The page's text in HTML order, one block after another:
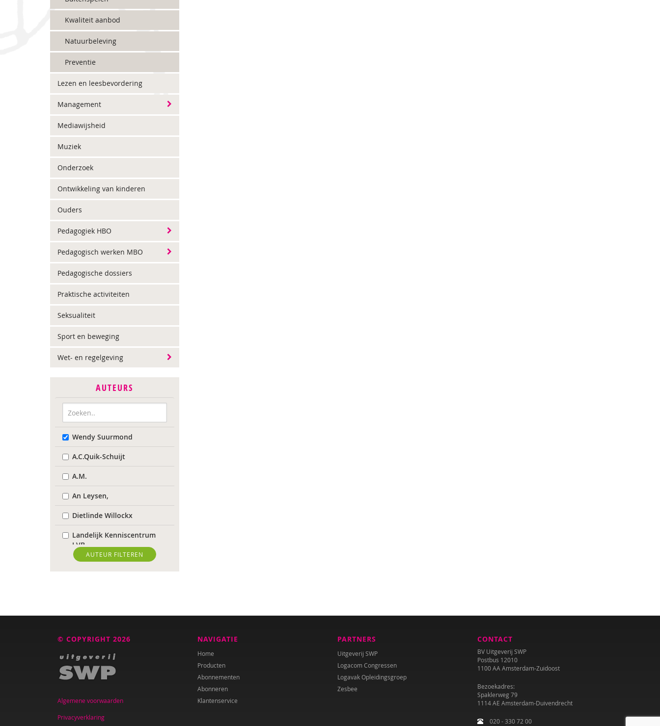
Kwaliteit aanbod
Natuurbeleving
Preventie
Lezen en leesbevordering
Management
Mediawijsheid
Muziek
Onderzoek
Ontwikkeling van kinderen
Ouders
Pedagogiek HBO
Pedagogisch werken MBO
Pedagogische dossiers
Praktische activiteiten
Seksualiteit
Sport en beweging
Wet- en regelgeving
AUTEURS
Wendy Suurmond
A.C.Quik-Schuijt
A.M.
An Leysen,
Dietlinde Willockx
Landelijk Kenniscentrum
LVB
Sardes
Marijke Adema
Ilse Aerden
AUTEUR FILTEREN
© COPYRIGHT 2026
Algemene voorwaarden
Privacyverklaring
NAVIGATIE
Home
Producten
Abonnementen
Abonneren
Klantenservice
PARTNERS
Uitgeverij SWP
Logacom Congressen
Logavak Opleidingsgroep
Zesbee
CONTACT
BV Uitgeverij SWP
Postbus 12010
1100 AA Amsterdam-Zuidoost
Bezoekadres:
Spaklerweg 79
1114 AE Amsterdam-Duivendrecht
020 - 330 72 00